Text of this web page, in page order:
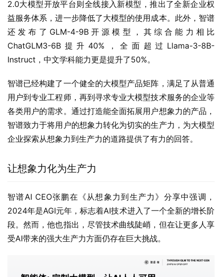
2.0大模型开放平台则全线接入新模型，推出了全新企业权
益服务体系，进一步降低了大模型的使用成本。此外，智谱
还发布了GLM-4-9B开源模型，其综合能力相比
ChatGLM3-6B提升40%，全面超过Llama-3-8B-
Instruct，中文学科能力更是提升了50%。
智谱已经构建了一个健全的大模型产品矩阵，满足了从普通
用户到专业工程师，再到寻求专业大模型技术服务的企业等
各类用户的需求。通过打造能全面拓展用户想象力的产品，
智谱致力于将用户的想象力转化为切实的生产力，为大模型
企业探索从想象力到生产力的道路提供了有力的回答。
让想象力化为生产力
智谱AI CEO张鹏在《从想象力到生产力》分享中强调，
2024年是AGI元年，标志着AI技术进入了一个全新的增长阶
段。然而，他也指出，尽管技术曲线陡峭，但在让更多人享
受AI带来的强大生产力方面仍存在巨大挑战。